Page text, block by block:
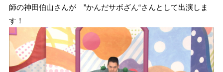
師の神田伯山さんが ”かんだサボざん“さんとして出演しま
す！